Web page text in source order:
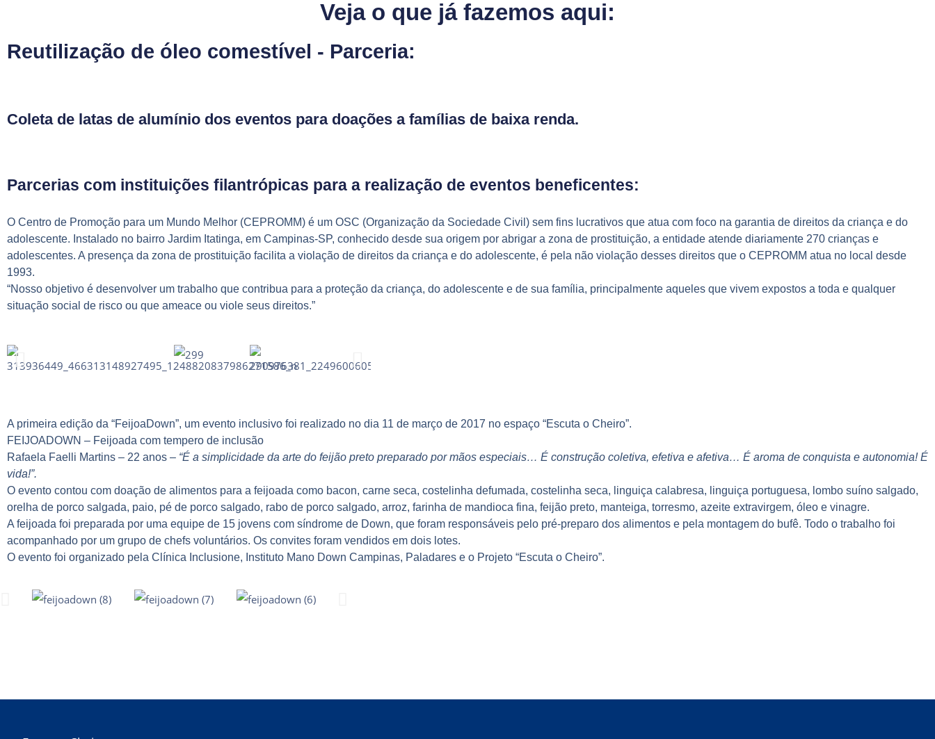
Veja o que já fazemos aqui:
Reutilização de óleo comestível - Parceria:
Coleta de latas de alumínio dos eventos para doações a famílias de baixa renda.
Parcerias com instituições filantrópicas para a realização de eventos beneficentes:
O Centro de Promoção para um Mundo Melhor (CEPROMM) é um OSC (Organização da Sociedade Civil) sem fins lucrativos que atua com foco na garantia de direitos da criança e do
adolescente. Instalado no bairro Jardim Itatinga, em Campinas-SP, conhecido desde sua origem por abrigar a zona de prostituição, a entidade atende diariamente 270 crianças e
adolescentes. A presença da zona de prostituição facilita a violação de direitos da criança e do adolescente, é pela não violação desses direitos que o CEPROMM atua no local desde
1993.
“Nosso objetivo é desenvolver um trabalho que contribua para a proteção da criança, do adolescente e de sua família, principalmente aqueles que vivem expostos a toda e qualquer
situação social de risco ou que ameace ou viole seus direitos.”
A primeira edição da “FeijoaDown”, um evento inclusivo foi realizado no dia 11 de março de 2017 no espaço “Escuta o Cheiro”.
FEIJOADOWN – Feijoada com tempero de inclusão
Rafaela Faelli Martins – 22 anos – “É a simplicidade da arte do feijão preto preparado por mãos especiais… É construção coletiva, efetiva e afetiva… É aroma de conquista e autonomia! É
vida!”.
O evento contou com doação de alimentos para a feijoada como bacon, carne seca, costelinha defumada, costelinha seca, linguiça calabresa, linguiça portuguesa, lombo suíno salgado,
orelha de porco salgada, paio, pé de porco salgado, rabo de porco salgado, arroz, farinha de mandioca fina, feijão preto, manteiga, torresmo, azeite extravirgem, óleo e vinagre.
A feijoada foi preparada por uma equipe de 15 jovens com síndrome de Down, que foram responsáveis pelo pré-preparo dos alimentos e pela montagem do bufê. Todo o trabalho foi
acompanhado por um grupo de chefs voluntários. Os convites foram vendidos em dois lotes.
O evento foi organizado pela Clínica Inclusione, Instituto Mano Down Campinas, Paladares e o Projeto “Escuta o Cheiro”.